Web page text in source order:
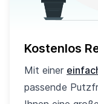
Kostenlos
Mit einer
passende